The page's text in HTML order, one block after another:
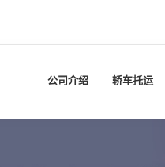
公司介绍 轿车托运